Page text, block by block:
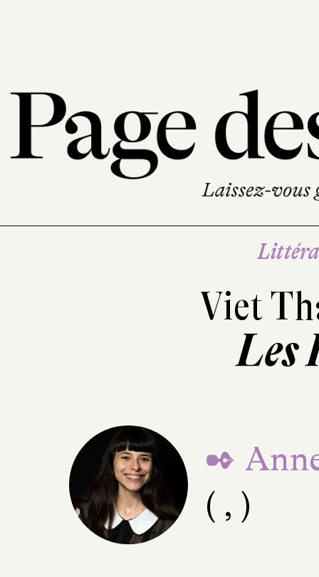
Viet
Les
✒
( , )